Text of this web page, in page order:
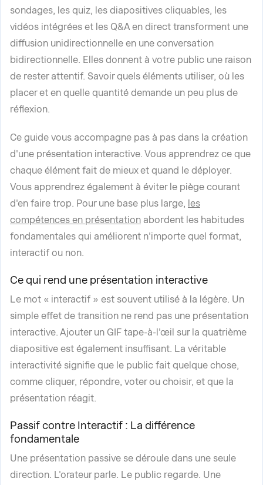
sondages, les quiz, les diapositives cliquables, les
vidéos intégrées et les Q&A en direct transforment une
diffusion unidirectionnelle en une conversation
bidirectionnelle. Elles donnent à votre public une raison
de rester attentif. Savoir quels éléments utiliser, où les
placer et en quelle quantité demande un peu plus de
réflexion.
Ce guide vous accompagne pas à pas dans la création
d'une présentation interactive. Vous apprendrez ce que
chaque élément fait de mieux et quand le déployer.
Vous apprendrez également à éviter le piège courant
d'en faire trop. Pour une base plus large, les
compétences en présentation abordent les habitudes
fondamentales qui améliorent n'importe quel format,
interactif ou non.
Ce qui rend une présentation interactive
Le mot « interactif » est souvent utilisé à la légère. Un
simple effet de transition ne rend pas une présentation
interactive. Ajouter un GIF tape-à-l'œil sur la quatrième
diapositive est également insuffisant. La véritable
interactivité signifie que le public fait quelque chose,
comme cliquer, répondre, voter ou choisir, et que la
présentation réagit.
Passif contre Interactif : La différence
fondamentale
Une présentation passive se déroule dans une seule
direction. L'orateur parle. Le public regarde. Une